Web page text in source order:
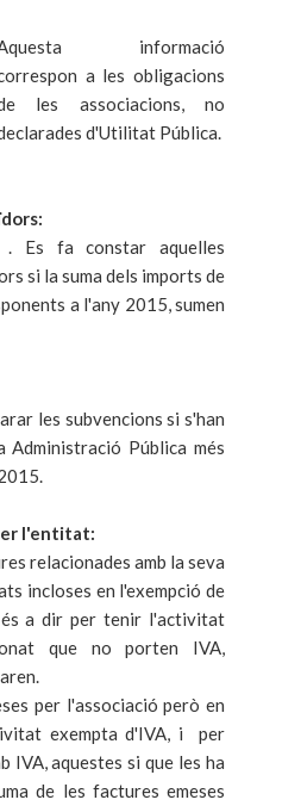
informació
a les obligacions
les associacions, no
d'Utilitat Pública.
. Es fa constar aquelles
si la suma dels imports de
a l'any 2015, sumen
les subvencions si s'han
Administració Pública més
l'entitat:
relacionades amb la seva
incloses en l'exempció de
a dir per tenir l'activitat
que no porten IVA,
per l'associació però en
exempta d'IVA, i per
IVA, aquestes si que les ha
de les factures emeses